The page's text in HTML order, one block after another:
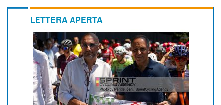
LETTERA APERTA